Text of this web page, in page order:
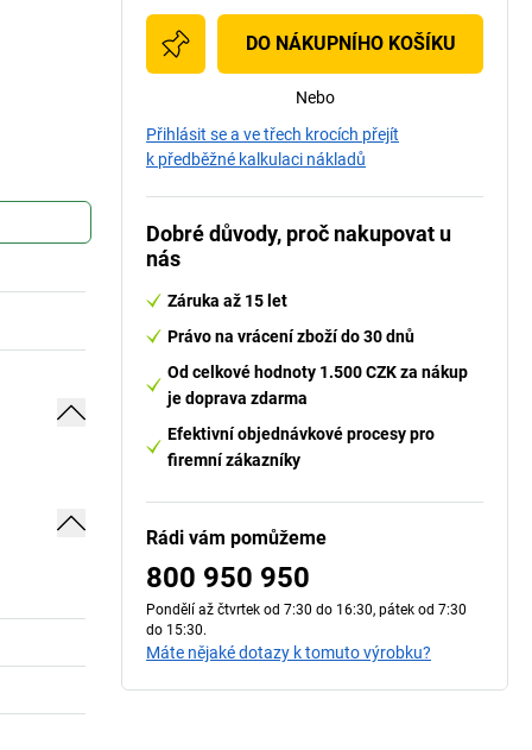
DO NÁKUPNÍHO KOŠÍKU
Nebo
Přihlásit se a ve třech krocích přejít
k předběžné kalkulaci nákladů
Dobré důvody, proč nakupovat u
nás
Záruka až 15 let
Právo na vrácení zboží do 30 dnů
Od celkové hodnoty 1.500 CZK za nákup
je doprava zdarma
Efektivní objednávkové procesy pro
firemní zákazníky
Rádi vám pomůžeme
800 950 950
Pondělí až čtvrtek od 7:30 do 16:30, pátek od 7:30
do 15:30.
Máte nějaké dotazy k tomuto výrobku?